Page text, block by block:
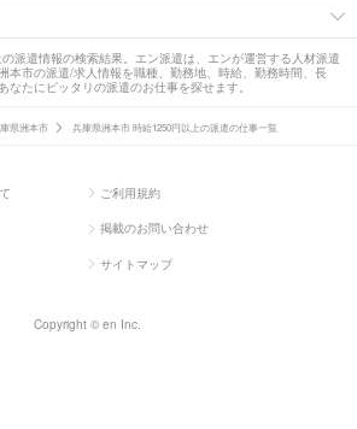
派遣情報の検索結果。エン派遣は、エンが運営する人材派遣
本市の派遣/求人情報を職種、勤務地、時給、勤務時間、長
たにピッタリの派遣のお仕事を探せます。
県洲本市 兵庫県洲本市 時給1250円以上の派遣の仕事一覧
ご利用規約
掲載のお問い合わせ
サイトマップ
Copyright © en Inc.